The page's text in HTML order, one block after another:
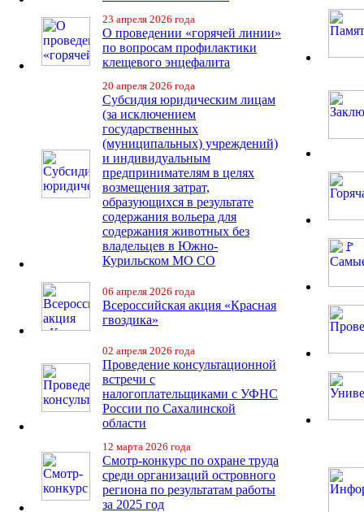
23 апреля 2026 года
О проведении «горячей линии»
по вопросам профилактики
клещевого энцефалита
20 апреля 2026 года
Субсидия юридическим лицам
(за исключением
государственных
(муниципальных) учреждений)
и индивидуальным
предпринимателям в целях
возмещения затрат,
образующихся в результате
содержания вольера для
содержания животных без
владельцев в Южно-
Курильском МО СО
06 апреля 2026 года
Всероссийская акция «Красная
гвоздика»
02 апреля 2026 года
Проведение консультационной
встречи с
налогоплательщиками с УФНС
России по Сахалинской
области
12 марта 2026 года
Смотр-конкурс по охране труда
среди организаций островного
региона по результатам работы
за 2025 год